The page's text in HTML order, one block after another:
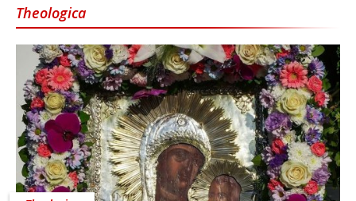
Theologica